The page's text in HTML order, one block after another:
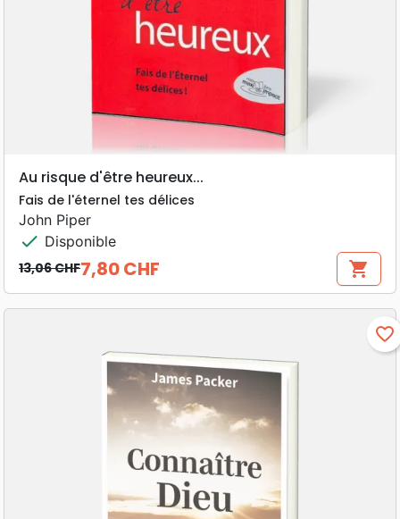
Au risque d'être heureux...
Fais de l'éternel tes délices
John Piper
check Disponible
Prix de base
13,06 CHF
Prix 7,80 CHF shopping_cart
favorite_border